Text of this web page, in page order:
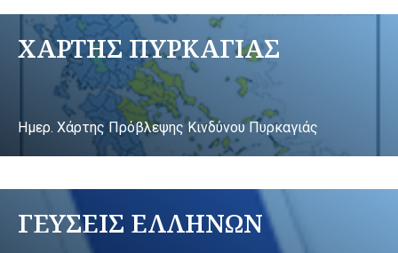
ΧΑΡΤΗΣ ΠΥΡΚΑΓΙΑΣ
Ημερ. Χάρτης Πρόβλεψης Κινδύνου Πυρκαγιάς
ΓΕΥΣΕΙΣ ΕΛΛΗΝΩΝ